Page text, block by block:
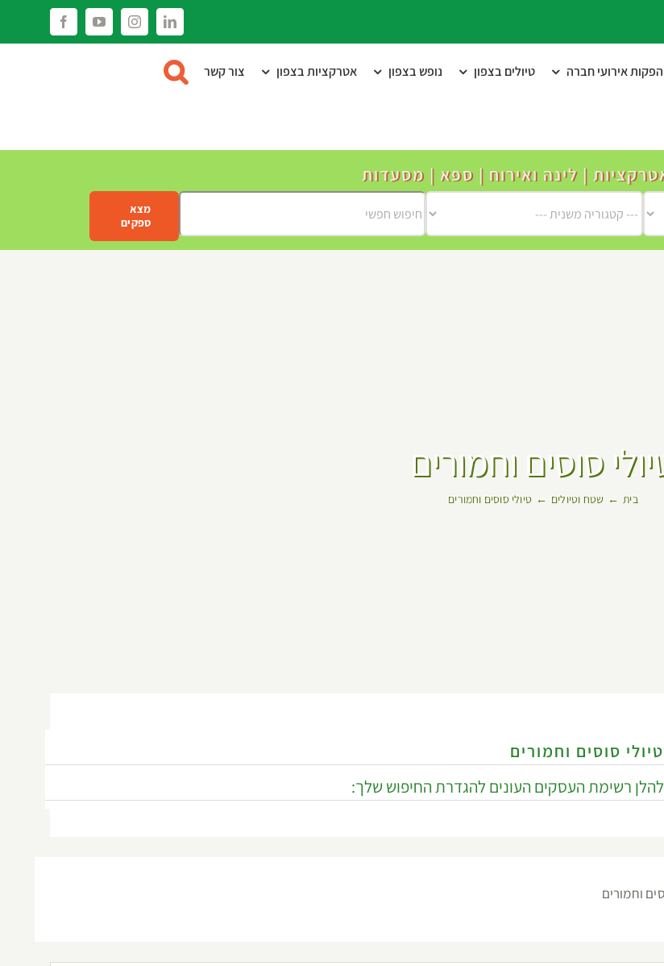
LinkedIn
Instagram
YouTube
Facebook
הפקות אירועי חברה טיולים בצפון נופש בצפון אטרקציות בצפון צור קשר
| לינה ואירוח | ספא | מסעדות
מצא
ספקים
סוסים וחמורים
בית שטח וטיולים טיולי סוסים וחמורים
טיולי סוסים וחמורים
להלן רשימת העסקים העונים להגדרת החיפוש שלך:
וחמורים